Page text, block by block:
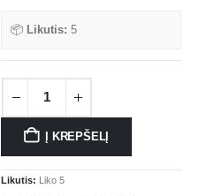
📦 Likutis: 5
Į KREPŠELĮ
Likutis: Liko 5